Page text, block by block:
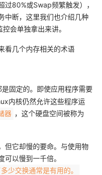
过80%或Swap频繁触发），
中断，这里我们也介绍几种
会单独拿出来讲。
看几个内存相关的术语
是固定的。即使应用程序需要
内核仍然允许这些程序运
器 ，这个硬盘空间被称为
但它却慢的要命。与使用物
以慢到一千倍。
少交换通常是有用的。